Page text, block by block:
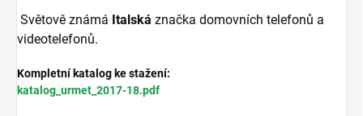
Světově známá Italská značka domovních telefonů a
videotelefonů.
Kompletní katalog ke stažení:
katalog_urmet_2017-18.pdf